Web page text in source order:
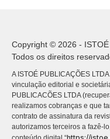
Copyright © 2026 -
Todos os direitos
A ISTOÉ PUBLICAÇÕES
vinculação editorial e
PUBLICACÕES LTDA
realizamos cobranças e que
contrato de assinatura da
autorizamos terceiros a fazê-